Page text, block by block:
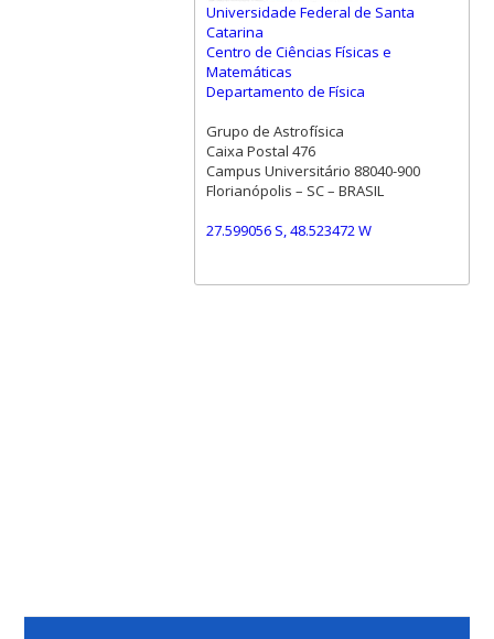
Universidade Federal de Santa
Catarina
Centro de Ciências Físicas e
Matemáticas
Departamento de Física
Grupo de Astrofísica
Caixa Postal 476
Campus Universitário 88040-900
Florianópolis – SC – BRASIL
27.599056 S, 48.523472 W